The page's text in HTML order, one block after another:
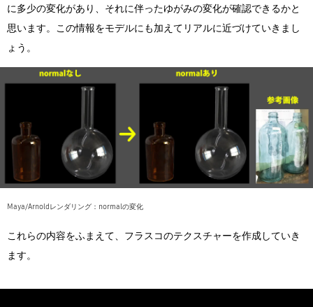
に多少の変化があり、それに伴ったゆがみの変化が確認できるかと
思います。この情報をモデルにも加えてリアルに近づけていきまし
ょう。
Maya/Arnoldレンダリング：normalの変化
これらの内容をふまえて、フラスコのテクスチャーを作成していき
ます。